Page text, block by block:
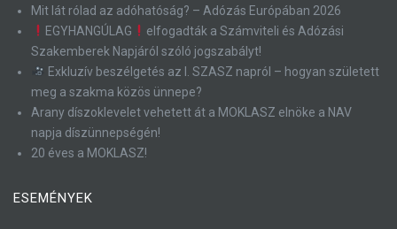
Mit lát rólad az adóhatóság? – Adózás Európában 2026
EGYHANGÚLAG
elfogadták a Számviteli és Adózási
Szakemberek Napjáról szóló jogszabályt!
Exkluzív beszélgetés az I. SZASZ napról – hogyan született
meg a szakma közös ünnepe?
Arany díszoklevelet vehetett át a MOKLASZ elnöke a NAV
napja díszünnepségén!
20 éves a MOKLASZ!
ESEMÉNYEK